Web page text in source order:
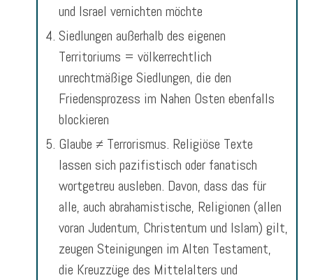
und Israel vernichten möchte
Siedlungen außerhalb des eigenen
Territoriums = völkerrechtlich
unrechtmäßige Siedlungen, die den
Friedensprozess im Nahen Osten ebenfalls
blockieren
Glaube ≠ Terrorismus. Religiöse Texte
lassen sich pazifistisch oder fanatisch
wortgetreu ausleben. Davon, dass das für
alle, auch abrahamistische, Religionen (allen
voran Judentum, Christentum und Islam) gilt,
zeugen Steinigungen im Alten Testament,
die Kreuzzüge des Mittelalters und